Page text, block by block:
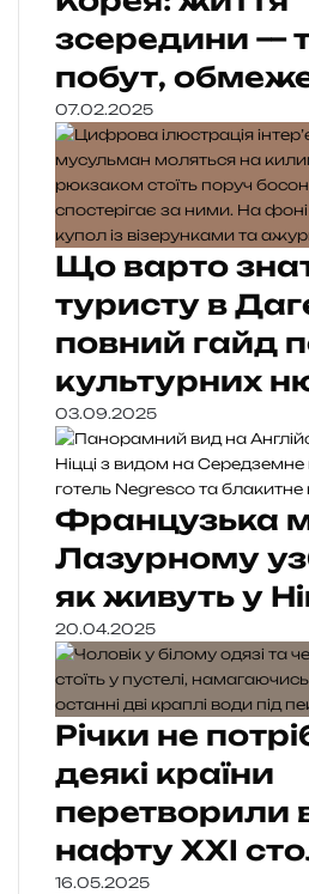
зсередини —
побут,
07.02.2025
Що варто
туристу в
повний гайд
культурних
03.09.2025
Французька
Лазурному
як живуть у
20.04.2025
Річки не
деякі країни
перетворили
нафту XXI
16.05.2025